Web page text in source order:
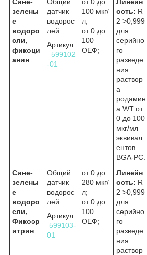
зелены
е
водоро
сли,
фикоци
анин
датчик
водорос
лей
Артикул:
599102
-01
100 мкг/
л;
от 0 до
100
ОЕФ;
ость: R
2 >0,999
для
серийно
го
разведе
ния
раствор
а
родамин
а WT от
0 до 100
мкг/мл
эквивал
ентов
BGA-PC.
Сине-
зелены
е
водоро
сли,
Фикоэр
итрин
Общий
датчик
водорос
лей
Артикул:
599103-
01
от 0 до
280 мкг/
л;
от 0 до
100
ОЕФ;
Линейн
ость: R
2 >0,999
для
серийно
го
разведе
ния
раствор